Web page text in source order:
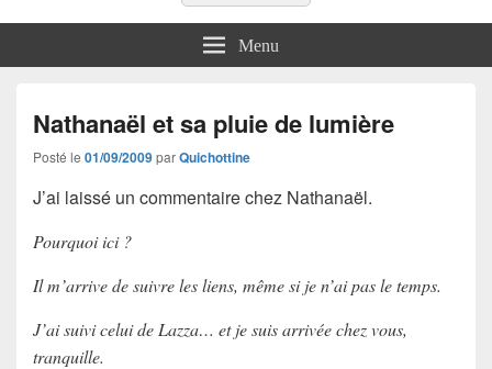
Menu
Nathanaël et sa pluie de lumière
Posté le 01/09/2009parQuichottine
J’ai laissé un commentaire chez Nathanaël.
Pourquoi ici ?
Il m’arrive de suivre les liens, même si je n’ai pas le temps.
J’ai suivi celui de Lazza… et je suis arrivée chez vous,
tranquille.